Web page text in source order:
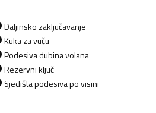
Daljinsko zaključavanje
Kuka za vuču
Podesiva dubina volana
Rezervni ključ
Sjedišta podesiva po visini